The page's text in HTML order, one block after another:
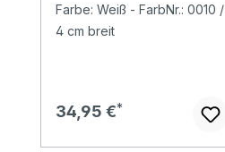
Farbe: Weiß - FarbNr.: 0010 /
4 cm breit
Regulärer Preis:
34,95 €